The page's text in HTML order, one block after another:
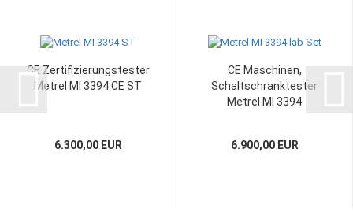
CE Zertifizierungstester
Metrel MI 3394 CE ST
6.300,00 EUR
CE Maschinen,
Schaltschranktester
Metrel MI 3394
6.900,00 EUR